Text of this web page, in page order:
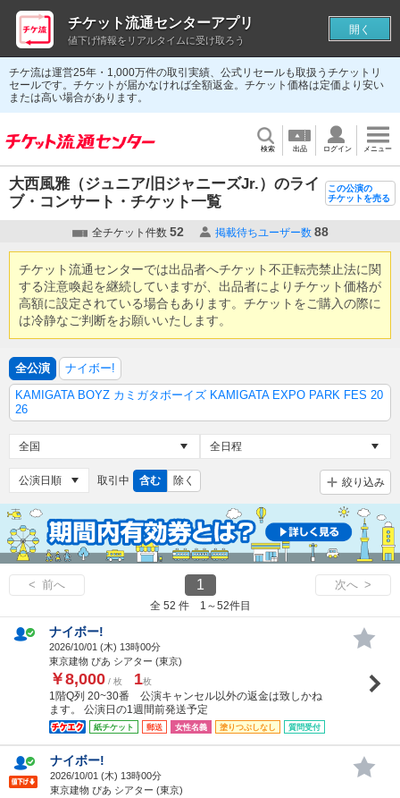
チケ流は運営25年・1,000万件の取引実績、公式リセールも取扱うチケットリ
セールです。チケットが届かなければ全額返金。チケット価格は定価より安い
または高い場合があります。
検索 出品 ログイン メニュー
大西風雅（ジュニア/旧ジャニーズJr.）のライ
ブ・コンサート・チケット一覧
この公演の
チケットを売る
全チケット件数 52 掲載待ちユーザー数 88
チケット流通センターでは出品者へチケット不正転売禁止法に関
する注意喚起を継続していますが、出品者によりチケット価格が
高額に設定されている場合もあります。チケットをご購入の際に
は冷静なご判断をお願いいたします。
全公演
ナイボー!
KAMIGATA BOYZ カミガタボーイズ KAMIGATA EXPO PARK FES 20
26
取引中 含む 除く 絞り込み
< 前へ 1 次へ >
全 52 件 1～52件目
ナイボー!
2026/10/01 (木) 13時00分
東京建物 ぴあ シアター (東京)
￥8,000 / 枚 1枚
1階Q列 20~30番 公演キャンセル以外の返金は致しかね
ます。 公演日の1週間前発送予定
紙チケット 郵送 女性名義 塗りつぶしなし 質問受付
ナイボー!
2026/10/01 (木) 13時00分
東京建物 ぴあ シアター (東京)
チケット流通センターアプリ
値下げ情報をリアルタイムに受け取ろう
開く